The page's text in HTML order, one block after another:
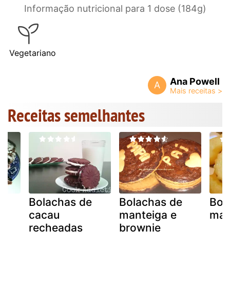
Informação nutricional para 1 dose (184g)
Vegetariano
A Ana Powell
Receitas semelhantes
Bolachas de
cacau
recheadas
Bolachas de
manteiga e
brownie